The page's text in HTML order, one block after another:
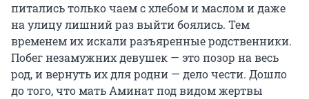
питались только чаем с хлебом и маслом и даже
на улицу лишний раз выйти боялись. Тем
временем их искали разъяренные родственники.
Побег незамужних девушек — это позор на весь
род, и вернуть их для родни — дело чести. Дошло
до того, что мать Аминат под видом жертвы